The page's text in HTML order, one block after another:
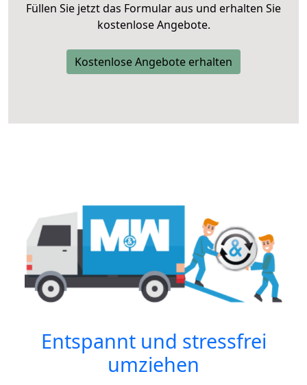
Füllen Sie jetzt das Formular aus und erhalten Sie
kostenlose Angebote.
Kostenlose Angebote erhalten
Entspannt und stressfrei
umziehen